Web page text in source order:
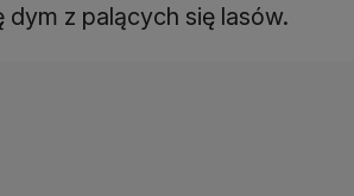
z palących się lasów.